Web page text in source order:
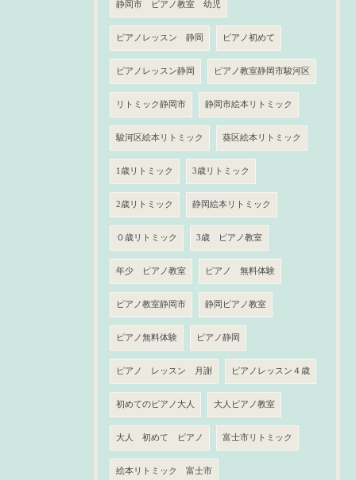
静岡市 ピアノ教室 幼児
ピアノレッスン 静岡 ピアノ初めて
ピアノレッスン静岡 ピアノ教室静岡市駿河区
リトミック静岡市 静岡市絵本リトミック
駿河区絵本リトミック 葵区絵本リトミック
1歳リトミック 3歳リトミック
2歳リトミック 静岡絵本リトミック
０歳リトミック 3歳 ピアノ教室
年少 ピアノ教室 ピアノ 無料体験
ピアノ教室静岡市 静岡ピアノ教室
ピアノ無料体験 ピアノ静岡
ピアノ レッスン 月謝 ピアノレッスン４歳
初めてのピアノ大人 大人ピアノ教室
大人 初めて ピアノ 富士市リトミック
絵本リトミック 富士市